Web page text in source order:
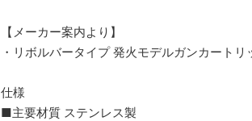
【メーカー案内より】
・リボルバータイプ 発火モデルガンカート
仕様
■主要材質 ステンレス製